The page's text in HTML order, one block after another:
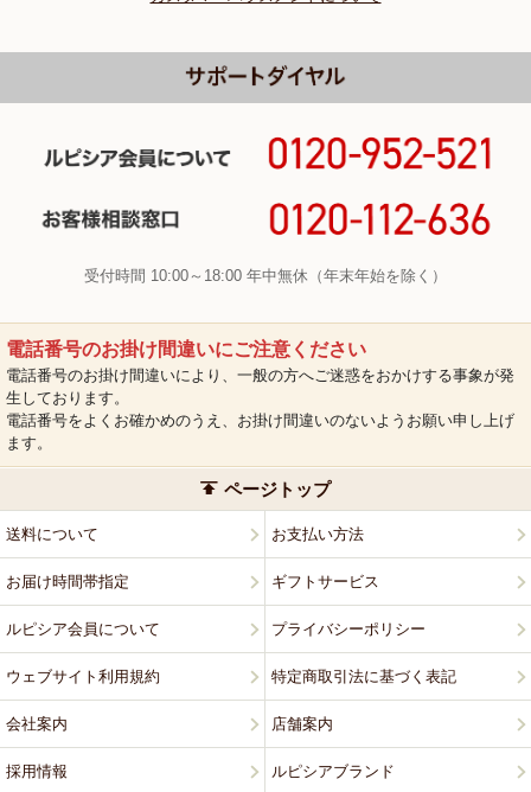
受付時間 10:00～18:00 年中無休（年末年始を除く）
電話番号のお掛け間違いにご注意ください
電話番号のお掛け間違いにより、一般の方へご迷惑をおかけする事象が発
生しております。
電話番号をよくお確かめのうえ、お掛け間違いのないようお願い申し上げ
ます。
ページトップ
送料について お支払い方法
お届け時間帯指定 ギフトサービス
ルピシア会員について プライバシーポリシー
ウェブサイト利用規約 特定商取引法に基づく表記
会社案内 店舗案内
採用情報 ルピシアブランド